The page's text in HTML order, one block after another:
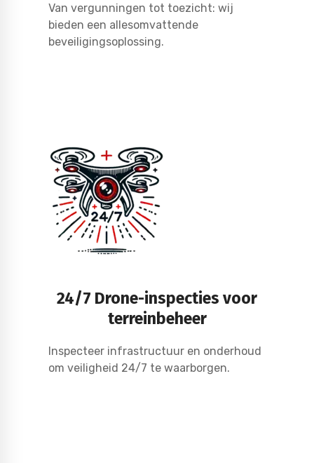
Van vergunningen tot toezicht: wij
bieden een allesomvattende
beveiligingsoplossing.
24/7 Drone-inspecties voor
terreinbeheer
Inspecteer infrastructuur en onderhoud
om veiligheid 24/7 te waarborgen.